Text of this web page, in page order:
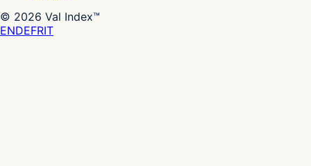
© 2026 Val Index™
ENDEFRIT